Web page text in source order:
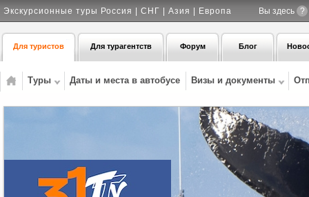
Экскурсионные туры Россия | СНГ | Азия | Европа Вы здесь ?
Для туристов Для турагентств Форум Блог
Туры Даты и места в автобусе Визы и документы